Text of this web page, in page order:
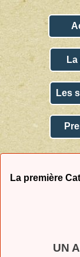
Les
La première
UN